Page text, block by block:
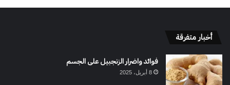
أخبار متفرقة
فوائد واضرار الزنجبيل على الجسم
8 أبريل، 2025